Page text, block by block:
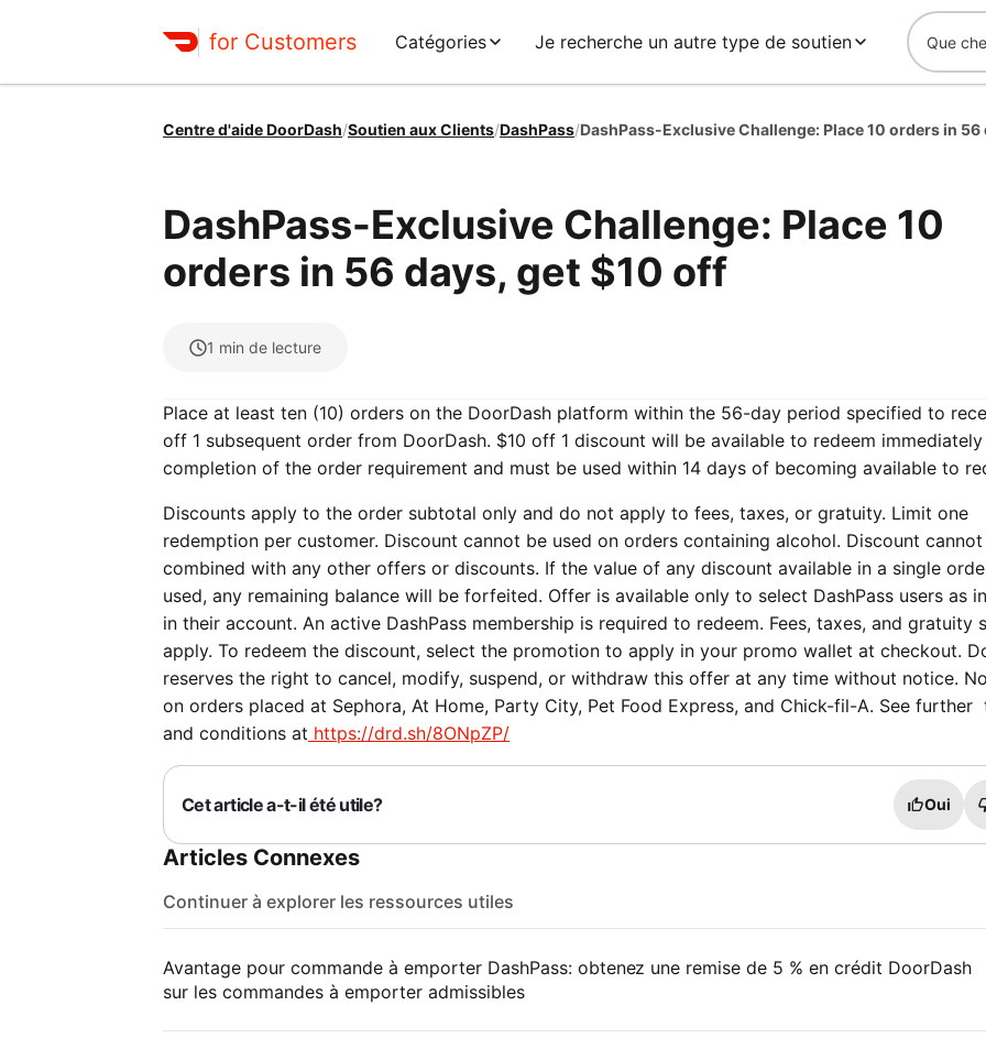
for Customers Catégories Je recherche un autre type de soutien
Centre d'aide DoorDash/Soutien aux Clients/DashPass/
DashPass-Exclusive Challenge: Place 10
orders in 56 days, get $10 off
1 min de lecture
Place at least ten (10) orders on the DoorDash platform within the 56-day period specified to
off 1 subsequent order from DoorDash. $10 off 1 discount will be available to redeem
completion of the order requirement and must be used within 14 days of becoming available to
Discounts apply to the order subtotal only and do not apply to fees, taxes, or gratuity. Limit one
redemption per customer. Discount cannot be used on orders containing alcohol. Discount
combined with any other offers or discounts. If the value of any discount available in a single
used, any remaining balance will be forfeited. Offer is available only to select DashPass users as
in their account. An active DashPass membership is required to redeem. Fees, taxes, and gratuity
apply. To redeem the discount, select the promotion to apply in your promo wallet at checkout.
reserves the right to cancel, modify, suspend, or withdraw this offer at any time without notice.
on orders placed at Sephora, At Home, Party City, Pet Food Express, and Chick-fil-A. See further
and conditions at https://drd.sh/8ONpZP/
Cet article a-t-il été utile? Oui
Articles Connexes
Continuer à explorer les ressources utiles
Avantage pour commande à emporter DashPass: obtenez une remise de 5 % en crédit DoorDash
sur les commandes à emporter admissibles